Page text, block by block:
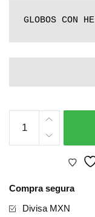
GLOBOS CON
BURBUJA
TRANSPARENTE
Compra segura
Divisa MXN